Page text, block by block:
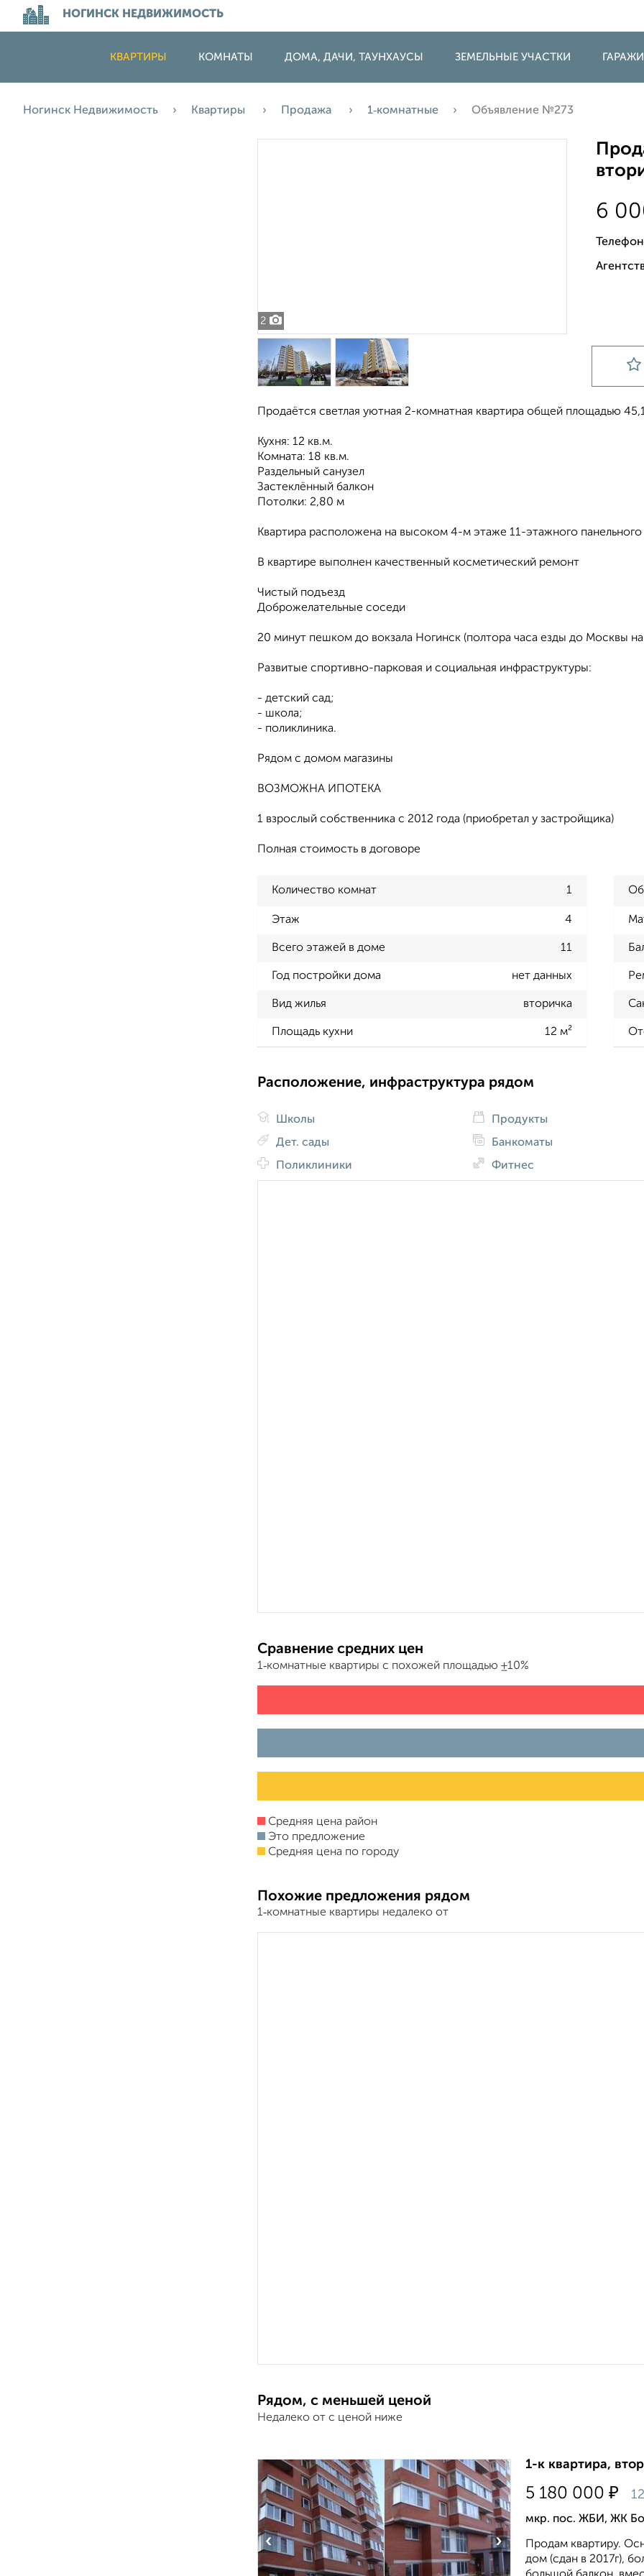
НОГИНСК НЕДВИЖИМОСТЬ
КВАРТИРЫ КОМНАТЫ ДОМА, ДАЧИ, ТАУНХАУСЫ ЗЕМЕЛЬНЫЕ УЧАСТКИ
Ногинск Недвижимость Квартиры Продажа 1‑комнатные Объявление №273
2
6
Продаётся светлая уютная 2-комнатная квартира общей площадью
Кухня: 12 кв.м.
Комната: 18 кв.м.
Раздельный санузел
Застеклённый балкон
Потолки: 2,80 м
Квартира расположена на высоком 4-м этаже 11-этажного
В квартире выполнен качественный косметический ремонт
Чистый подъезд
Доброжелательные соседи
20 минут пешком до вокзала Ногинск (полтора часа езды до Москвы на
Развитые спортивно-парковая и социальная инфраструктуры:
- детский сад;
- школа;
- поликлиника.
Рядом с домом магазины
ВОЗМОЖНА ИПОТЕКА
1 взрослый собственника с 2012 года (приобретал у застройщика)
Полная стоимость в договоре
Количество комнат 1
Этаж 4
Всего этажей в доме 11
Год постройки дома нет данных
Вид жилья вторичка
Площадь кухни 12 м²
Расположение, инфраструктура рядом
Школы
Дет. сады
Поликлиники
Продукты
Банкоматы
Фитнес
Сравнение средних цен
1‑комнатные квартиры с похожей площадью ±10%
Средняя цена район
Это предложение
Средняя цена по городу
Похожие предложения рядом
1‑комнатные квартиры недалеко от
Рядом, с меньшей ценой
Недалеко от с ценой ниже
‹ ›
1-к квартира,
5 180 000 ₽
мкр. пос. ЖБИ, ЖК
Продам квартиру.
дом (сдан в 2017г),